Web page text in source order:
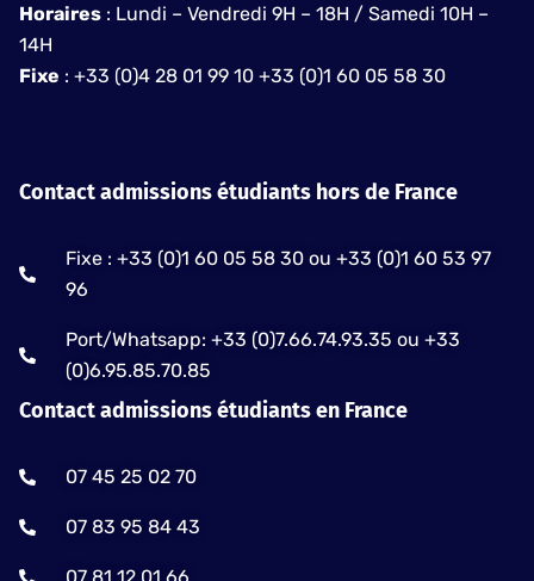
Horaires : Lundi – Vendredi 9H – 18H / Samedi 10H –
14H
Fixe : +33 (0)4 28 01 99 10 +33 (0)1 60 05 58 30
Contact admissions étudiants hors de France
Fixe : +33 (0)1 60 05 58 30 ou +33 (0)1 60 53 97
96
Port/Whatsapp: +33 (0)7.66.74.93.35 ou +33
(0)6.95.85.70.85
Contact admissions étudiants en France
07 45 25 02 70
07 83 95 84 43